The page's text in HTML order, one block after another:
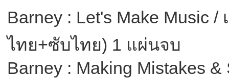
Barney : Let's Make
ไทย+ซับไทย) 1 แผ่นจบ
Barney : Making Mistakes